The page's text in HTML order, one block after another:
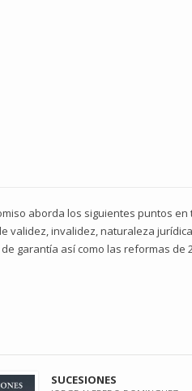
aborda los siguientes puntos
validez, invalidez, naturaleza
garantía así como las reformas de
SUCESIONES